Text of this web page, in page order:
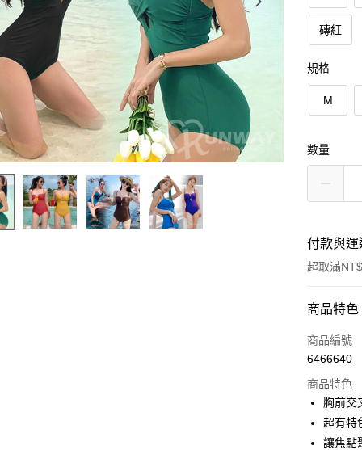
磚紅
規格
M
數量
付款與運
超取滿
付款方式
信用卡一次
LINE Pay
Apple Pay
商品特色
商品編號
6466640
商品特色
胸前交
超有特
讓焦點